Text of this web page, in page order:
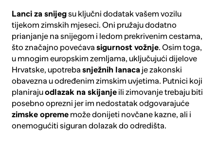
Lanci za snijegsu ključni dodatak vašem vozilu
tijekom zimskih mjeseci. Oni pružaju dodatno
prianjanje na snijegom i ledom prekrivenim cestama,
što značajno povećava sigurnost vožnje. Osim toga,
u mnogim europskim zemljama, uključujući dijelove
Hrvatske, upotreba snježnih lanacaje zakonski
obavezna u određenim zimskim uvjetima. Putnici koji
planirajuodlazak na skijanjeili zimovanje trebaju biti
posebno oprezni jer im nedostatak odgovarajuće
zimske oprememože donijeti novčane kazne, ali i
onemogućiti siguran dolazak do odredišta.